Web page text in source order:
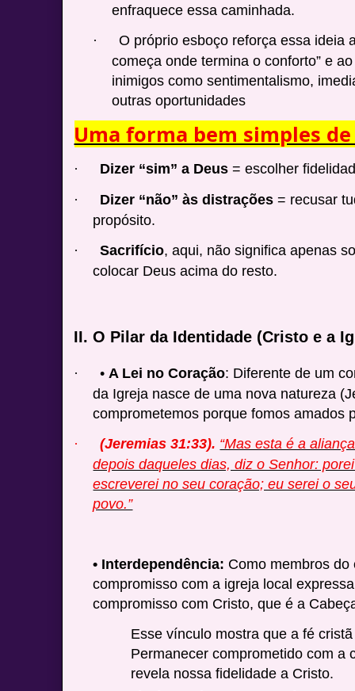
enfraquece essa caminhada.
·
O próprio esboço reforça essa ideia
começa onde termina o conforto” e
inimigos como sentimentalismo,
outras oportunidades
Uma forma bem simples
· Dizer “sim” a Deus = escolher
· Dizer “não” às distrações = recusar
propósito.
· Sacrifício, aqui, não significa apenas
colocar Deus acima do resto.
II. O Pilar da Identidade (Cristo e a
· • A Lei no Coração: Diferente de um
da Igreja nasce de uma nova natureza
comprometemos porque fomos amados
· (Jeremias 31:33). “Mas esta é a
depois daqueles dias, diz o Senhor:
escreverei no seu coração; eu serei o
povo.”
• Interdependência: Como membros
compromisso com a igreja local
compromisso com Cristo, que é a
Esse vínculo mostra que a fé
Permanecer comprometido com a
revela nossa fidelidade a Cristo.